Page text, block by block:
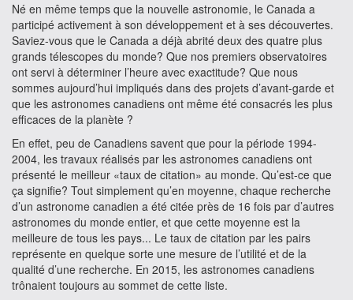
Né en même temps que la nouvelle astronomie, le Canada a
participé activement à son développement et à ses découvertes.
Saviez-vous que le Canada a déjà abrité deux des quatre plus
grands télescopes du monde? Que nos premiers observatoires
ont servi à déterminer l’heure avec exactitude? Que nous
sommes aujourd’hui impliqués dans des projets d’avant-garde et
que les astronomes canadiens ont même été consacrés les plus
efficaces de la planète ?
En effet, peu de Canadiens savent que pour la période 1994-
2004, les travaux réalisés par les astronomes canadiens ont
présenté le meilleur «taux de citation» au monde. Qu’est-ce que
ça signifie? Tout simplement qu’en moyenne, chaque recherche
d’un astronome canadien a été citée près de 16 fois par d’autres
astronomes du monde entier, et que cette moyenne est la
meilleure de tous les pays... Le taux de citation par les pairs
représente en quelque sorte une mesure de l’utilité et de la
qualité d’une recherche. En 2015, les astronomes canadiens
trônaient toujours au sommet de cette liste.